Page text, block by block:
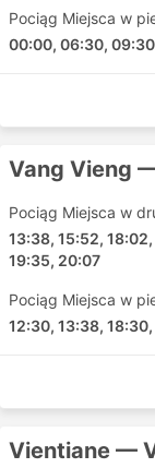
Na trasie Laos
Vang Vieng
Vientiane
Boten
Laos
Topowe
Oto lista tras
Family Service,
Pociąg Miejsca w
00:00, 06:30, 09:30
Vang Vieng
Pociąg Miejsca w
13:38, 15:52,
19:35, 20:07
Pociąg Miejsca w
12:30, 13:38,
Vientiane —